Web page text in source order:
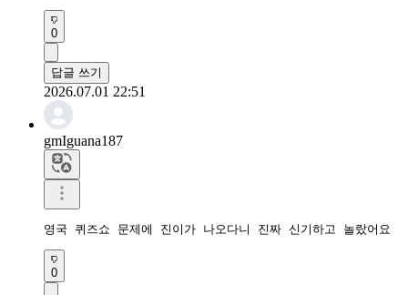
0
답글 쓰기
2026.07.01 22:51
gmIguana187
영국 퀴즈쇼 문제에 진이가 나오다니 진짜 신기하고 놀랐어요
0